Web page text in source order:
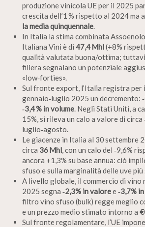
produzione vinicola UE per il 2025
crescita dell’1 % rispetto al 2024 ma
la media quinquennale.
In Italia la stima combinata
Italiana Vini è di 47,4 Mhl(+8%
qualità valutata buona/ottima;
filiera segnalano un potenziale
«low‑forties».
Sul fronte export, l’Italia registra per
gennaio‑luglio 2025 un decremento:
‑3,4 % in volume. Negli Stati Uniti, a
15%, si rileva un calo a valore di circa
luglio‑agosto.
Le giacenze in Italia al 30 settembre
circa 36 Mhl, con un calo del ‑9,6%
ancora +1,3% su base annua: ciò
sfuso e sulla marginalità delle uve più
A livello globale, il commercio di vino
2025 segna ‑2,3% in valoree‑3,7%
filtro vino sfuso (bulk) regge meglio
e un prezzo medio stimato intorno a
Sul fronte regolamentare, l’UE